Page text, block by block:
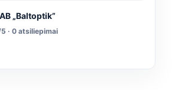
„Baltoptik”
· 0 atsiliepimai